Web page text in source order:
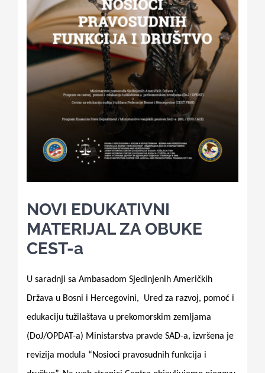
Publikacije
Projekti
Novosti
Kontakt
NOVI EDUKATIVNI
MATERIJAL ZA OBUKE
CEST-a
U saradnji sa Ambasadom Sjedinjenih Američkih
Država u Bosni i Hercegovini,
Ured za razvoj, pomoć i
edukaciju tužilaštava u prekomorskim zemljama
(DoJ/OPDAT-a) Ministarstva pravde SAD-a, izvršena je
revizija modula “Nosioci pravosudnih funkcija i